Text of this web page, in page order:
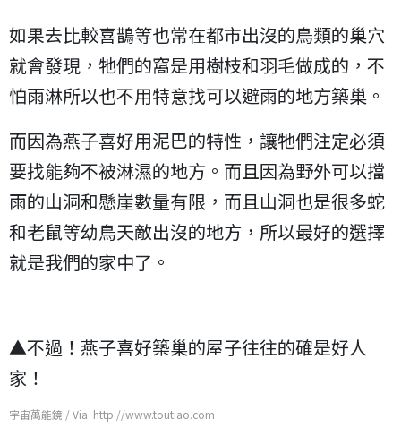
如果去比較喜鵲等也常在都市出沒的鳥類的巢穴
就會發現，牠們的窩是用樹枝和羽毛做成的，不
怕雨淋所以也不用特意找可以避雨的地方築巢。
而因為燕子喜好用泥巴的特性，讓牠們注定必須
要找能夠不被淋濕的地方。而且因為野外可以擋
雨的山洞和懸崖數量有限，而且山洞也是很多蛇
和老鼠等幼鳥天敵出沒的地方，所以最好的選擇
就是我們的家中了。
▲不過！燕子喜好築巢的屋子往往的確是好人
家！
宇宙萬能鏡 / Via http://www.toutiao.com